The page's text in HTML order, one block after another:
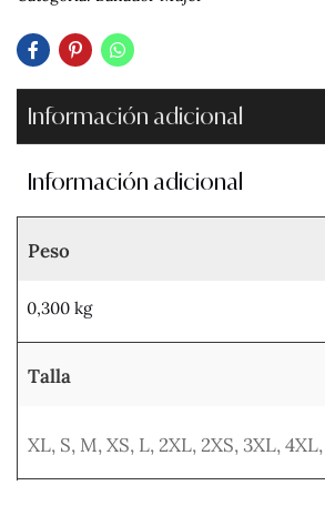
Información adicional
Información adicional
Peso
0,300 kg
Talla
XL, S, M,XS, L,2XL,2XS, 3XL,4XL,